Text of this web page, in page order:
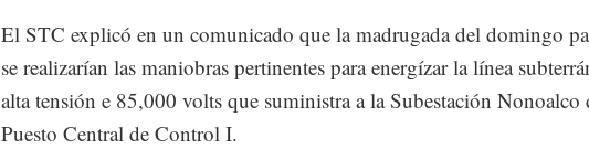
El STC explicó en un comunicado que la madrugada del domingo
se realizarían las maniobras pertinentes para energízar la línea
alta tensión e 85,000 volts que suministra a la Subestación Nonoalco
Puesto Central de Control I.